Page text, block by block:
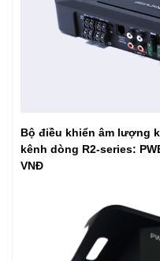
Bộ điều khiển âm lượng
kênh dòng R2-series:
VNĐ